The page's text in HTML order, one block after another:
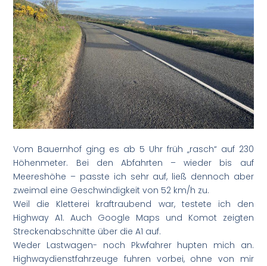
Vom Bauernhof ging es ab 5 Uhr früh „rasch“ auf 230
Höhenmeter. Bei den Abfahrten – wieder bis auf
Meereshöhe – passte ich sehr auf, ließ dennoch aber
zweimal eine Geschwindigkeit von 52 km/h zu.
Weil die Kletterei kraftraubend war, testete ich den
Highway A1. Auch Google Maps und Komot zeigten
Streckenabschnitte über die A1 auf.
Weder Lastwagen- noch Pkwfahrer hupten mich an.
Highwaydienstfahrzeuge fuhren vorbei, ohne von mir